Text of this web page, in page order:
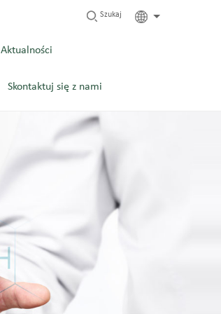
Szukaj
Aktualności
Skontaktuj się z nami